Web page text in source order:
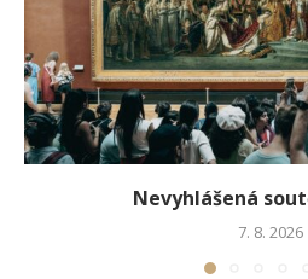
Nevyhlášená
7. 8. 2026